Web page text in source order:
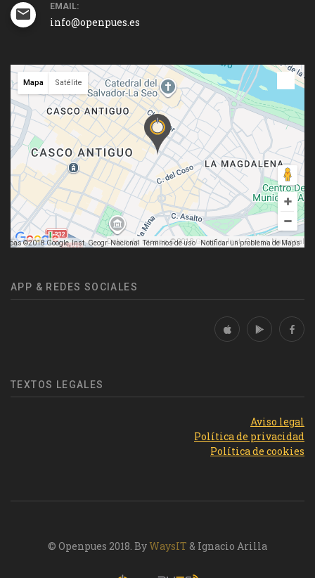
EMAIL:
info@openpues.es
©2018 Google, Inst. Geogr. NacionalDatos de mapas ©2018 Google, Inst. Geogr. Nacional
Términos de uso Notificar un problema de Maps
Mapa Satélite
APP & REDES SOCIALES
TEXTOS LEGALES
Aviso legal
Política de privacidad
Política de cookies
© Openpues 2018. By WaysIT & Ignacio Arilla